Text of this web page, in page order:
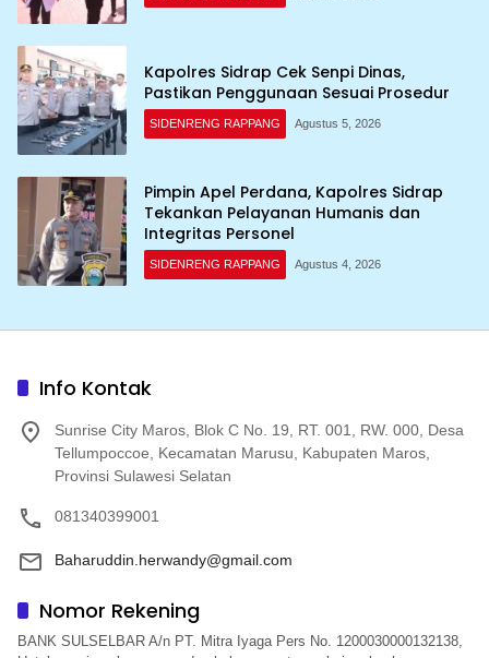
Kapolres Sidrap Cek Senpi Dinas,
Pastikan Penggunaan Sesuai Prosedur
SIDENRENG RAPPANG Agustus 5, 2026
Pimpin Apel Perdana, Kapolres Sidrap
Tekankan Pelayanan Humanis dan
Integritas Personel
SIDENRENG RAPPANG Agustus 4, 2026
Info Kontak
Sunrise City Maros, Blok C No. 19, RT. 001, RW. 000, Desa
Tellumpoccoe, Kecamatan Marusu, Kabupaten Maros,
Provinsi Sulawesi Selatan
081340399001
Baharuddin.herwandy@gmail.com
Nomor Rekening
BANK SULSELBAR A/n PT. Mitra Iyaga Pers No. 1200030000132138,